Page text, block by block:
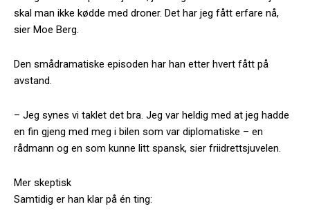
skal man ikke kødde med droner. Det har jeg fått erfare nå,
sier Moe Berg.
Den smådramatiske episoden har han etter hvert fått på
avstand.
– Jeg synes vi taklet det bra. Jeg var heldig med at jeg hadde
en fin gjeng med meg i bilen som var diplomatiske – en
rådmann og en som kunne litt spansk, sier friidrettsjuvelen.
Mer skeptisk
Samtidig er han klar på én ting: